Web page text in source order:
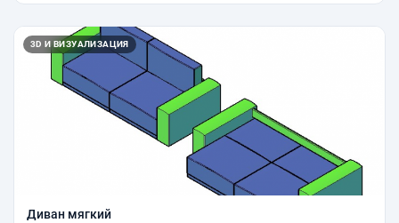
3D И ВИЗУАЛИЗАЦИЯ
Диван мягкий